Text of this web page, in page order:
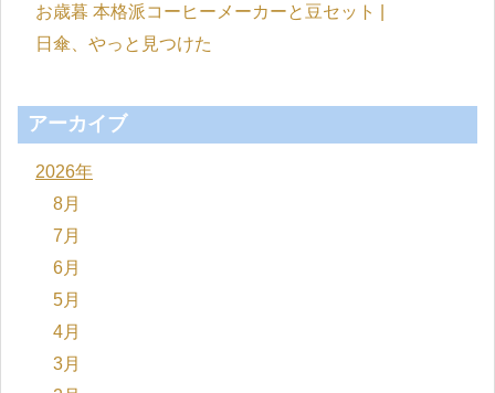
お歳暮 本格派コーヒーメーカーと豆セット |
日傘、やっと見つけた
アーカイブ
2026年
8月
7月
6月
5月
4月
3月